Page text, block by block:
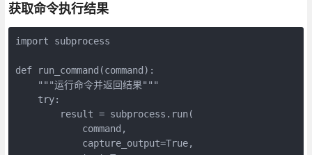
获取命令执行结果
import subprocess
def run_command(command):
    """运行命令并返回结果"""
    try:
        result = subprocess.run(
            command,
            capture_output=True,